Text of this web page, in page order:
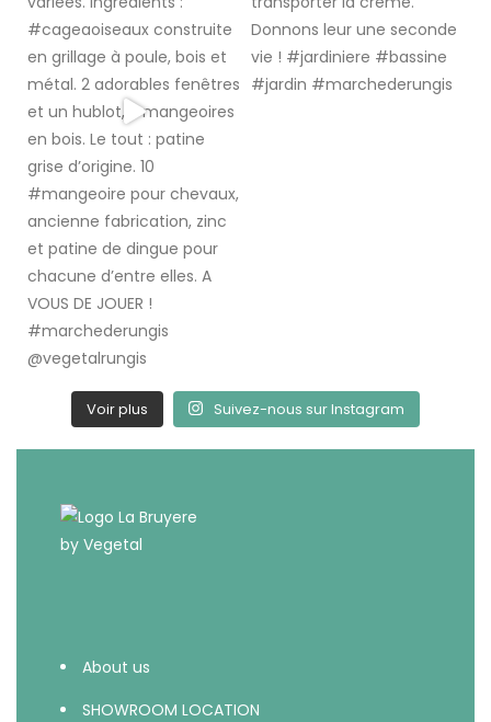
Voir plus Suivez-nous sur Instagram
About us
SHOWROOM LOCATION